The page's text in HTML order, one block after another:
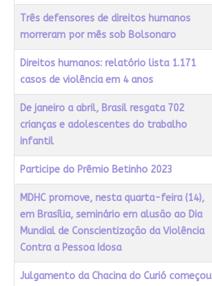
Três defensores de direitos humanos
morreram por mês sob Bolsonaro
Direitos humanos: relatório lista 1.171
casos de violência em 4 anos
De janeiro a abril, Brasil resgata 702
crianças e adolescentes do trabalho
infantil
Participe do Prêmio Betinho 2023
MDHC promove, nesta quarta-feira (14),
em Brasília, seminário em alusão ao Dia
Mundial de Conscientização da Violência
Contra a Pessoa Idosa
Julgamento da Chacina do Curió começou